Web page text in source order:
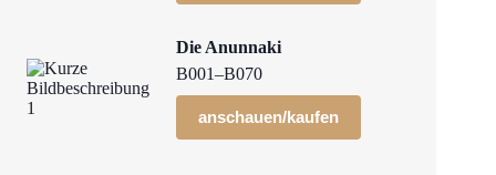
Die Anunnaki
B001–B070
anschauen/kaufen